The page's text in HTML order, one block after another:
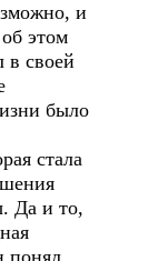
и
этом
в своей
было
стала
Да и то,
понял,